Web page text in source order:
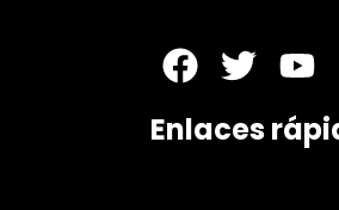
Enlaces